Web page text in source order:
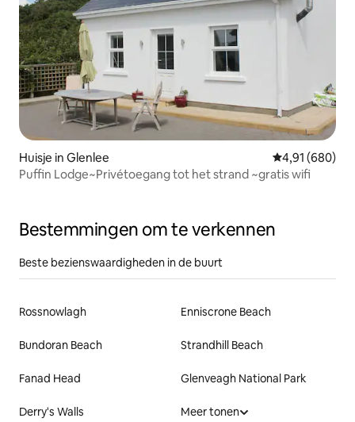
Huisje in Glenlee Gemiddelde
4,91 (680)
Puffin Lodge~Privétoegang tot het strand ~gratis wifi
Bestemmingen om te verkennen
Beste bezienswaardigheden in de buurt
Rossnowlagh Enniscrone Beach
Bundoran Beach Strandhill Beach
Fanad Head Glenveagh National Park
Derry's Walls Meer tonen